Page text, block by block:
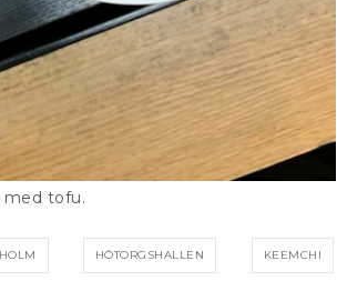
tofu.
HÖTORGSHALLEN KEEMCHI